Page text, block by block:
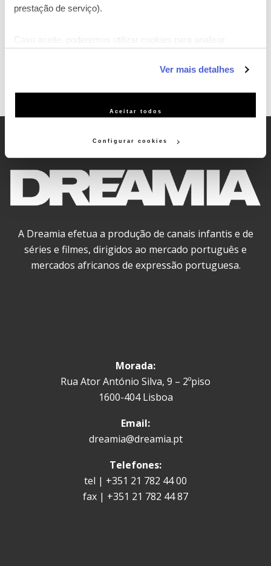
prestação de serviço).
Caso aceite, poderemos utilizar cookies para analisar
serviço às suas preferências e apresentar-lhe
publicidade personalizada). Pode gerir a utilização dos
Ver mais detalhes
Aceitar todos
Configurar cookies
A Dreamia efetua a produção de canais infantis e de
séries e filmes, dirigidos ao mercado português e
mercados africanos de expressão portuguesa.
Morada:
Rua Ator António Silva, 9 – 2ºpiso
1600-404 Lisboa
Email:
dreamia@dreamia.pt
Telefones:
tel | +351 21 782 44 00
fax | +351 21 782 44 87